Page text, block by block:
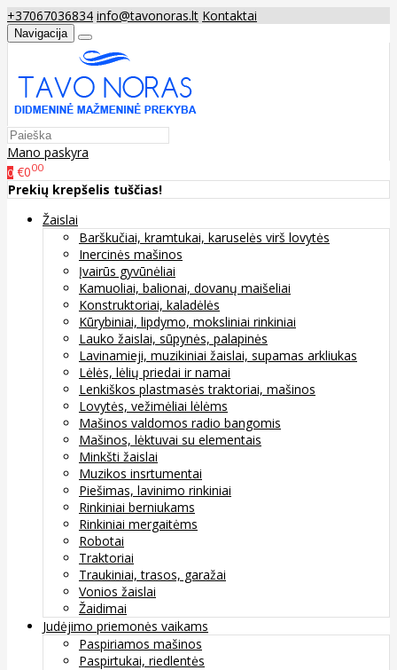
+37067036834 info@tavonoras.lt Kontaktai
Navigacija
Mano paskyra
0 €000
Prekių krepšelis tuščias!
Žaislai
Barškučiai, kramtukai, karuselės virš lovytės
Inercinės mašinos
Įvairūs gyvūnėliai
Kamuoliai, balionai, dovanų maišeliai
Konstruktoriai, kaladėlės
Kūrybiniai, lipdymo, moksliniai rinkiniai
Lauko žaislai, sūpynės, palapinės
Lavinamieji, muzikiniai žaislai, supamas arkliukas
Lėlės, lėlių priedai ir namai
Lenkiškos plastmasės traktoriai, mašinos
Lovytės, vežimėliai lėlėms
Mašinos valdomos radio bangomis
Mašinos, lėktuvai su elementais
Minkšti žaislai
Muzikos insrtumentai
Piešimas, lavinimo rinkiniai
Rinkiniai berniukams
Rinkiniai mergaitėms
Robotai
Traktoriai
Traukiniai, trasos, garažai
Vonios žaislai
Žaidimai
Judėjimo priemonės vaikams
Paspiriamos mašinos
Paspirtukai, riedlentės